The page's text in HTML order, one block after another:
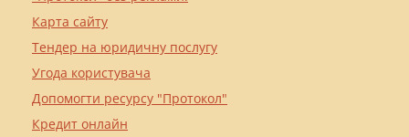
Карта сайту
Тендер на юридичну послугу
Угода користувача
Допомогти ресурсу "Протокол"
Кредит онлайн